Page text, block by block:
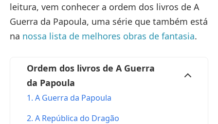
leitura, vem conhecer a ordem dos livros de A
Guerra da Papoula, uma série que também está
na nossa lista de melhores obras de fantasia.
Ordem dos livros de A Guerra
da Papoula
1. A Guerra da Papoula
2. A República do Dragão